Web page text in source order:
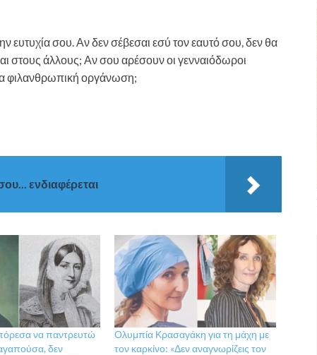
ευτυχία σου. Αν δεν σέβεσαι εσύ τον εαυτό σου, δεν θα
στους άλλους; Αν σου αρέσουν οι γενναιόδωροι
φιλανθρωπική οργάνωση;
ενδιαφέρεται
να παντρευτώ
δεν
Ολυμπία Κρασαγάκη για τη μάχη με
τον καρκίνο: «Δεν αναγνωρίζεις τον